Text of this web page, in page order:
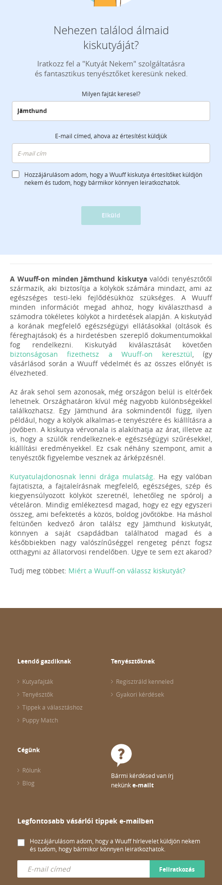
Nehezen találod álmaid
kiskutyáját?
Iratkozz fel a "Kutyát Nekem" szolgáltatásra
és fantasztikus tenyésztőket keresünk neked.
Milyen fajtát keresel?
E-mail címed, ahova az értesítést küldjük
Hozzájárulásom adom, hogy a Wuuff kiskutya értesítőket küldjön
nekem és tudom, hogy bármikor könnyen leiratkozhatok.
Elküld
A Wuuff-on minden Jämthund kiskutya valódi tenyésztőtől
származik, aki biztosítja a kölykök számára mindazt, ami az
egészséges testi-leki fejlődésükhöz szükséges. A Wuuff
minden információt megad ahhoz, hogy kiválaszthasd a
számodra tökéletes kölyköt a hirdetések alapján. A kiskutyád
a korának megfelelő egészségügyi ellátásokkal (oltások és
féreghajtások) és a hirdetésben szereplő dokumentumokkal
fog rendelkezni. Kiskutyád kiválasztását követően
biztonságosan fizethetsz a Wuuff-on keresztül , így
vásárlásod során a Wuuff védelmét és az összes előnyét is
élvezheted.
Az árak sehol sem azonosak, még országon belül is eltérőek
lehetnek. Országhatáron kívül még nagyobb különbségekkel
találkozhatsz. Egy Jämthund ára sokmindentől függ, ilyen
például, hogy a kölyök alkalmas-e tenyésztére és kiállításra a
jövőben. A kiskutya vérvonala is alakíthatja az árat, illetve az
is, hogy a szülők rendelkeznek-e egészségügyi szűrésekkel,
kiállítási eredményekkel. Ez csak néhány szempont, amit a
tenyésztők figyelembe vesznek az árképzésnél.
Kutyatulajdonosnak lenni drága mulatság . Ha egy valóban
fajtatiszta, a fajtaleírásnak megfelelő, egészséges, szép és
kiegyensúlyozott kölyköt szeretnél, lehetőleg ne spórolj a
vételáron. Mindig emlékeztesd magad, hogy ez egy egyszeri
összeg, ami befektetés a közös, boldog jövőtökbe. Ha máshol
feltünően kedvező áron találsz egy Jämthund kiskutyát,
könnyen a saját csapdádban találhatod magad és a
későbbiekben nagy valószínűséggel rengeteg pénzt fogsz
otthagyni az állatorvosi rendelőben. Ugye te sem ezt akarod?
Tudj meg többet: Miért a Wuuff-on válassz kiskutyát?
Leendő gazdiknak
Kutyafajták
Tenyésztők
Tippek a választáshoz
Puppy Match
Tenyésztőknek
Regisztráld kenneled
Gyakori kérdések
Cégünk
Rólunk
Blog
Bármi kérdésed van írj
nekünke-mailt
Legfontosabb vásárlói tippek e-mailben
Hozzájárulásom adom, hogy a Wuuff hírlevelet küldjön nekem
és tudom, hogy bármikor könnyen leiratkozhatok.
Feliratkozás